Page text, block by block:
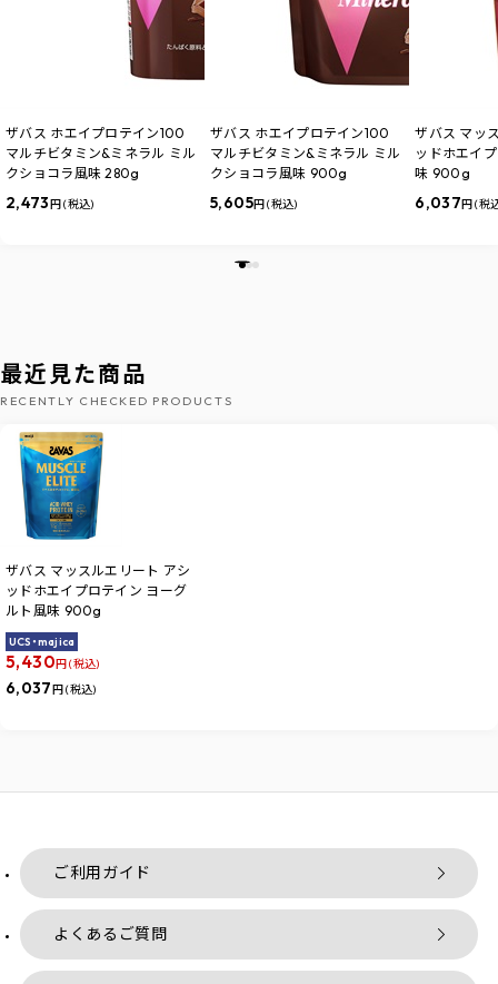
ザバス ホエイプロテイン100
マルチビタミン&ミネラル ミル
クショコラ風味 280g
2,473 円 (税込)
ザバス ホエイプロテイン100
マルチビタミン&ミネラル ミル
クショコラ風味 900g
5,605円 (税込)
ザバス マッ
ッドホエイ
味 900g
6,037円 (税
最近見た商品
RECENTLY CHECKED PRODUCTS
ザバス マッスルエリート アシ
ッドホエイプロテイン ヨーグ
ルト風味 900g
UCS・majica
5,430円 (税込)
6,037 円 (税込)
ご利用ガイド
よくあるご質問